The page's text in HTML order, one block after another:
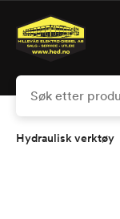
hovedinnhold
Hydraulisk verktøy